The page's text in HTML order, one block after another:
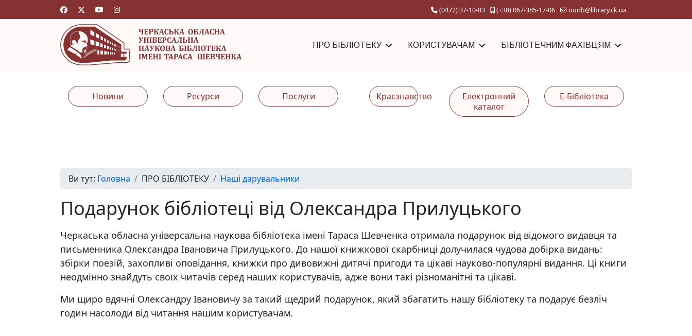
(0472) 37-10-83 (+38) 067-385-17-06 ounb@library.ck.ua
ПРО БІБЛІОТЕКУ КОРИСТУВАЧАМ БІБЛІОТЕЧНИМ ФАХІВЦЯМ
Новини Ресурси Послуги Краєзнавство
Електронний
каталог
Е-Бібліотека
Ви тут: Головна ПРО БІБЛІОТЕКУ Наші дарувальники
Подарунок бібліотеці від Олександра Прилуцького
Черкаська обласна універсальна наукова бібліотека імені Тараса Шевченка отримала подарунок від відомого видавця та
письменника Олександра Івановича Прилуцького. До нашої книжкової скарбниці долучилася чудова добірка видань:
збірки поезій, захопливі оповідання, книжки про дивовижні дитячі пригоди та цікаві науково-популярні видання. Ці книги
неодмінно знайдуть своїх читачів серед наших користувачів, адже вони такі різноманітні та цікаві.
Ми щиро вдячні Олександру Івановичу за такий щедрий подарунок, який збагатить нашу бібліотеку та подарує безліч
годин насолоди від читання нашим користувачам.